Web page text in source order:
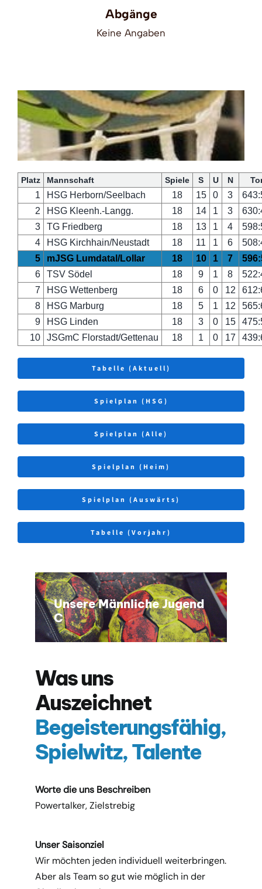
Abgänge
Keine Angaben
Platz Mannschaft Spiele S U N
1 HSG Herborn/Seelbach 18 15 0 3
2
HSG Kleenh.-Langg. 18 14 1 3
3
TG Friedberg 18 13 1 4
4
HSG Kirchhain/Neustadt 18 11 1 6
5
mJSG Lumdatal/Lollar 18 10 1 7
6
TSV Södel 18 9 1 8
7
HSG Wettenberg 18 6 0 12
8
HSG Marburg 18 5 1 12
9
HSG Linden 18 3 0 15
10
JSGmC Florstadt/Gettenau 18 1 0 17
Tabelle (Aktuell)
Spielplan (HSG)
Spielplan (Alle)
Spielplan (Heim)
Spielplan (Auswärts)
Tabelle (Vorjahr)
Unsere Männliche Jugend
C
Was uns
Auszeichnet
Begeisterungsfähig,
Spielwitz, Talente
Worte die uns Beschreiben
Powertalker, Zielstrebig
Unser Saisonziel
Wir möchten jeden individuell weiterbringen.
Aber als Team so gut wie möglich in der